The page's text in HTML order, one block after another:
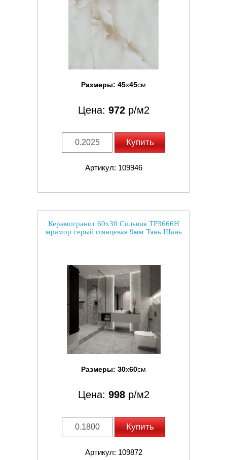
Размеры: 45x45см
Цена: 972р/м2
Купить
Артикул: 109946
Керамогранит 60x30 Сильвия TP3666H
мрамор серый глянцевая 9мм Тянь Шань
Размеры: 30x60см
Цена: 998р/м2
Купить
Артикул: 109872